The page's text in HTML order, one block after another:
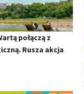
połączą z
Rusza akcja